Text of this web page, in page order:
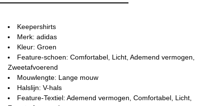
Keepershirts
Merk: adidas
Kleur: Groen
Feature-schoen: Comfortabel, Licht, Ademend vermogen,
Zweetafvoerend
Mouwlengte: Lange mouw
Halslijn: V-hals
Feature-Textiel: Ademend vermogen, Comfortabel, Licht,